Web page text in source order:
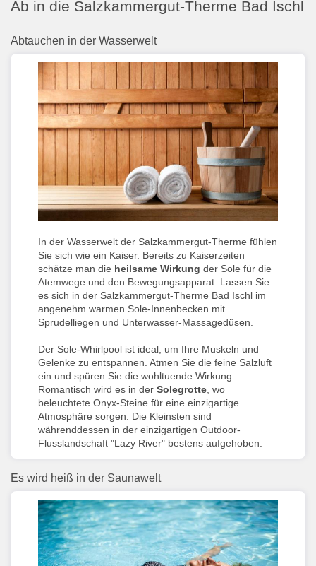
Ab in die Salzkammergut-Therme Bad Ischl
Abtauchen in der Wasserwelt
In der Wasserwelt der Salzkammergut-Therme fühlen
Sie sich wie ein Kaiser. Bereits zu Kaiserzeiten
schätze man die heilsame Wirkung der Sole für die
Atemwege und den Bewegungsapparat. Lassen Sie
es sich in der Salzkammergut-Therme Bad Ischl im
angenehm warmen Sole-Innenbecken mit
Sprudelliegen und Unterwasser-Massagedüsen.
Der Sole-Whirlpool ist ideal, um Ihre Muskeln und
Gelenke zu entspannen. Atmen Sie die feine Salzluft
ein und spüren Sie die wohltuende Wirkung.
Romantisch wird es in der Solegrotte, wo
beleuchtete Onyx-Steine für eine einzigartige
Atmosphäre sorgen. Die Kleinsten sind
währenddessen in der einzigartigen Outdoor-
Flusslandschaft "Lazy River" bestens aufgehoben.
Es wird heiß in der Saunawelt